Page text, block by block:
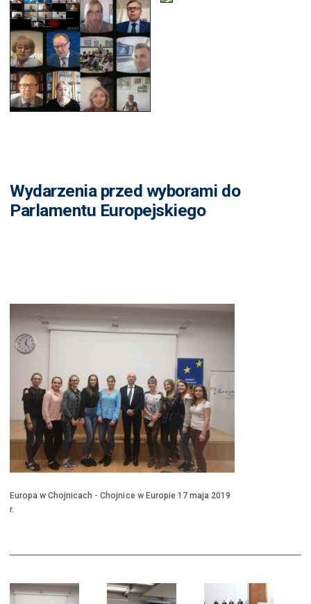
Wydarzenia przed wyborami do
Parlamentu Europejskiego
Europa w Chojnicach - Chojnice w Europie 17 maja 2019
r.